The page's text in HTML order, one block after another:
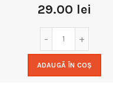
29.00 lei
ADAUGĂ ÎN COȘ